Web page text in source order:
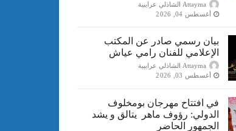
Attayma الشاذلي عرايبية
أغسطس 04, 2026
بيان رسمي صادر عن المكتب
الإعلامي للفنان رامي عياش
Attayma الشاذلي عرايبية
أغسطس 03, 2026
في افتتاح مهرجان بومخلوف
الدولي: رؤوف ماهر يتالق و يشد
الجمهور الحاضر